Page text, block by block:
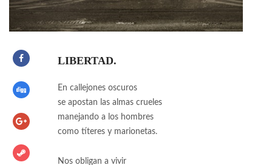
LIBERTAD.
En callejones oscuros
se apostan las almas crueles
manejando a los hombres
como títeres y marionetas.
Nos obligan a vivir